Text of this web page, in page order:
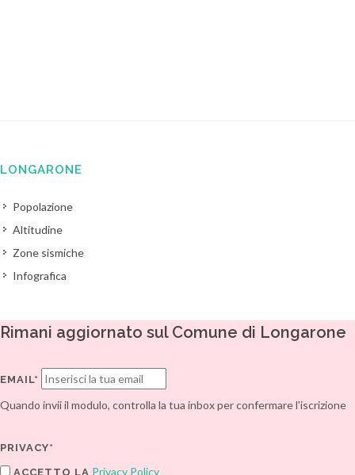
LONGARONE
Popolazione
Altitudine
Zone sismiche
Infografica
Rimani aggiornato sul Comune di Longarone
EMAIL*
Quando invii il modulo, controlla la tua inbox per confermare l'iscrizione
PRIVACY*
ACCETTO LA Privacy Policy